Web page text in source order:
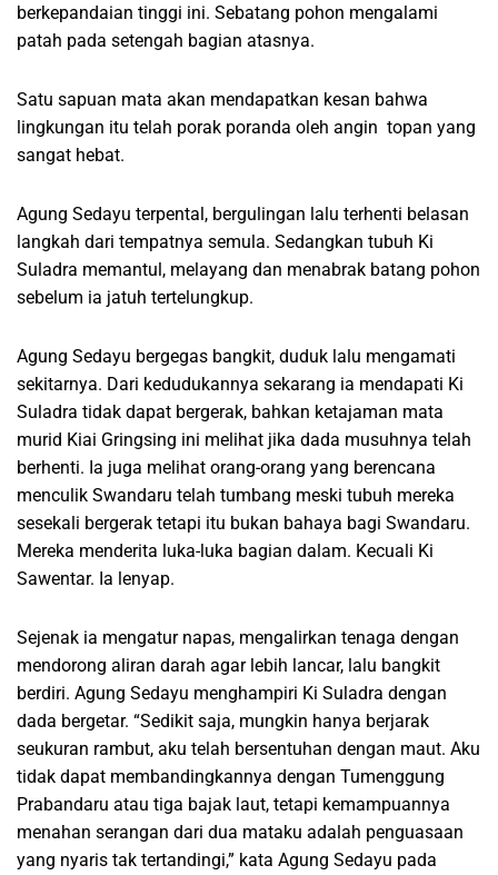
berkepandaian tinggi ini. Sebatang pohon mengalami
patah pada setengah bagian atasnya.
Satu sapuan mata akan mendapatkan kesan bahwa
lingkungan itu telah porak poranda oleh angin topan yang
sangat hebat.
Agung Sedayu terpental, bergulingan lalu terhenti belasan
langkah dari tempatnya semula. Sedangkan tubuh Ki
Suladra memantul, melayang dan menabrak batang pohon
sebelum ia jatuh tertelungkup.
Agung Sedayu bergegas bangkit, duduk lalu mengamati
sekitarnya. Dari kedudukannya sekarang ia mendapati Ki
Suladra tidak dapat bergerak, bahkan ketajaman mata
murid Kiai Gringsing ini melihat jika dada musuhnya telah
berhenti. Ia juga melihat orang-orang yang berencana
menculik Swandaru telah tumbang meski tubuh mereka
sesekali bergerak tetapi itu bukan bahaya bagi Swandaru.
Mereka menderita luka-luka bagian dalam. Kecuali Ki
Sawentar. Ia lenyap.
Sejenak ia mengatur napas, mengalirkan tenaga dengan
mendorong aliran darah agar lebih lancar, lalu bangkit
berdiri. Agung Sedayu menghampiri Ki Suladra dengan
dada bergetar. “Sedikit saja, mungkin hanya berjarak
seukuran rambut, aku telah bersentuhan dengan maut. Aku
tidak dapat membandingkannya dengan Tumenggung
Prabandaru atau tiga bajak laut, tetapi kemampuannya
menahan serangan dari dua mataku adalah penguasaan
yang nyaris tak tertandingi,” kata Agung Sedayu pada